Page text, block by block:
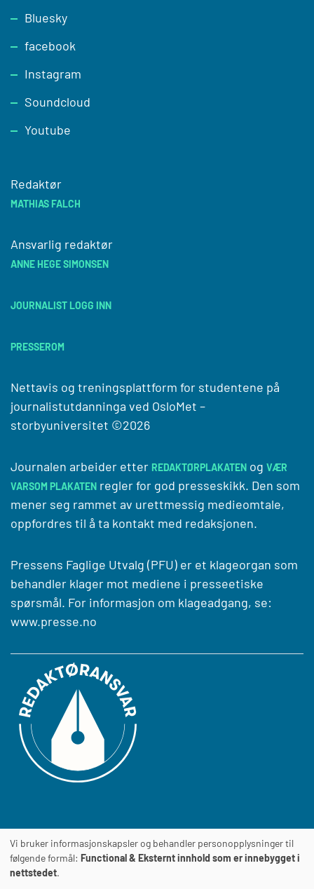
Footer
Bluesky
facebook
Instagram
Soundcloud
Youtube
Redaktør
MATHIAS FALCH
Ansvarlig redaktør
ANNE HEGE SIMONSEN
JOURNALIST LOGG INN
PRESSEROM
Nettavis og treningsplattform for studentene på
journalistutdanninga ved OsloMet –
storbyuniversitet ©2026
Journalen arbeider etter REDAKTØRPLAKATEN og VÆR
VARSOM PLAKATEN regler for god presseskikk. Den som
mener seg rammet av urettmessig medieomtale,
oppfordres til å ta kontakt med redaksjonen.
Pressens Faglige Utvalg (PFU) er et klageorgan som
behandler klager mot mediene i presseetiske
spørsmål. For informasjon om klageadgang, se:
www.presse.no
JournalensTILGJENGELIGHETSERKLÆRING
Vi bruker informasjonskapsler og behandler personopplysninger til
følgende formål: Functional & Eksternt innhold som er innebygget i
nettstedet.